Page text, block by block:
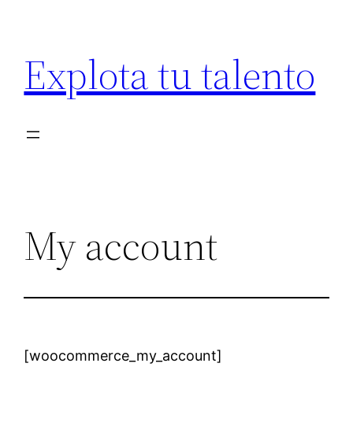
contenido
Explota tu talento
My account
[woocommerce_my_account]